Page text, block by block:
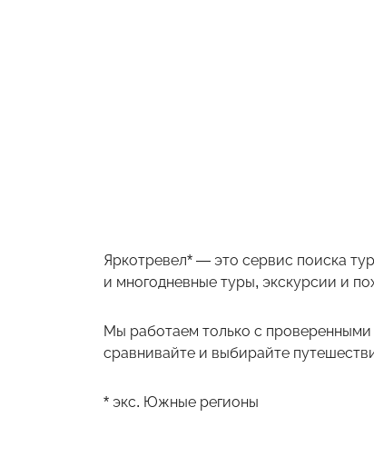
Яркотревел* — это сервис поиска
и многодневные туры, экскурсии и
Мы работаем только с
сравнивайте и выбирайте
* экс. Южные регионы